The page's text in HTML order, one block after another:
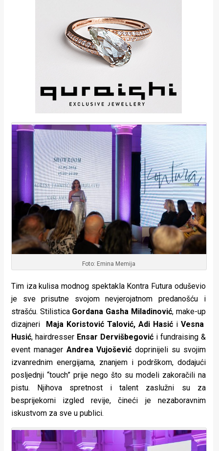
Foto: Emina Memija
Tim iza kulisa modnog spektakla Kontra Futura oduševio
je sve prisutne svojom nevjerojatnom predanošću i
strašću. Stilistica Gordana Gasha Miladinović, make-up
dizajneri Maja Koristović Talović, Adi Hasić iVesna
Husić, hairdresser Ensar Dervišbegović i fundraising &
event manager Andrea Vujoševićdoprinijeli su svojim
izvanrednim energijama, znanjem i podrškom, dodajući
posljednji “touch” prije nego što su modeli zakoračili na
pistu. Njihova spretnost i talent zaslužni su za
besprijekorni izgled revije, čineći je nezaboravnim
iskustvom za sve u publici.